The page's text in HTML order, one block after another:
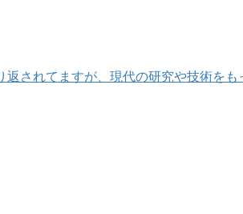
されてますが、現代の研究や技術を